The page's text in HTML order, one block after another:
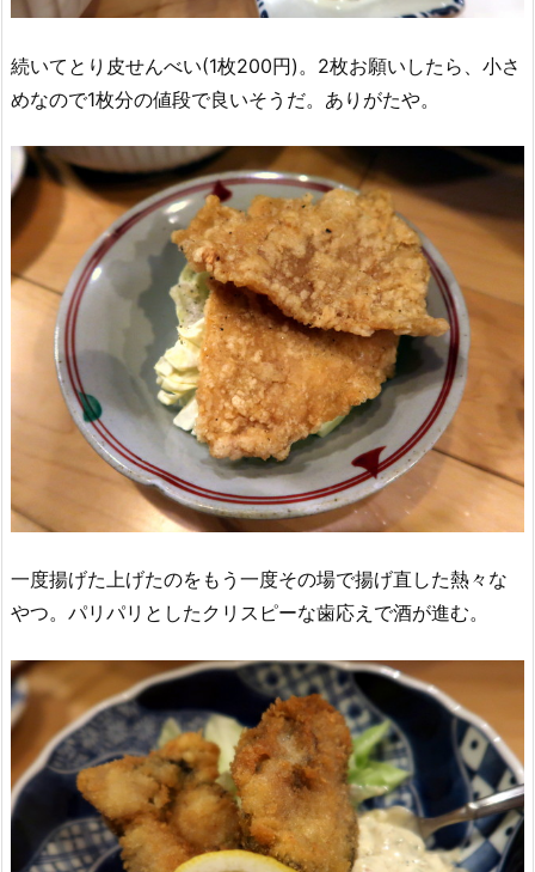
続いてとり皮せんべい(1枚200円)。2枚お願いしたら、小さ
めなので1枚分の値段で良いそうだ。ありがたや。
一度揚げた上げたのをもう一度その場で揚げ直した熱々な
やつ。パリパリとしたクリスピーな歯応えで酒が進む。